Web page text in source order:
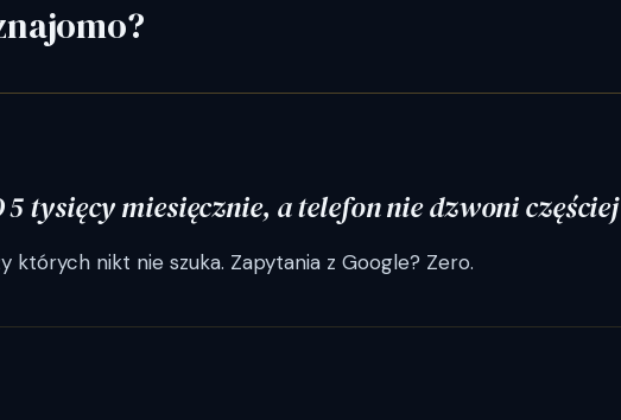
5 tysięcy miesięcznie, a telefon nie dzwoni częściej
których nikt nie szuka. Zapytania z Google? Zero.